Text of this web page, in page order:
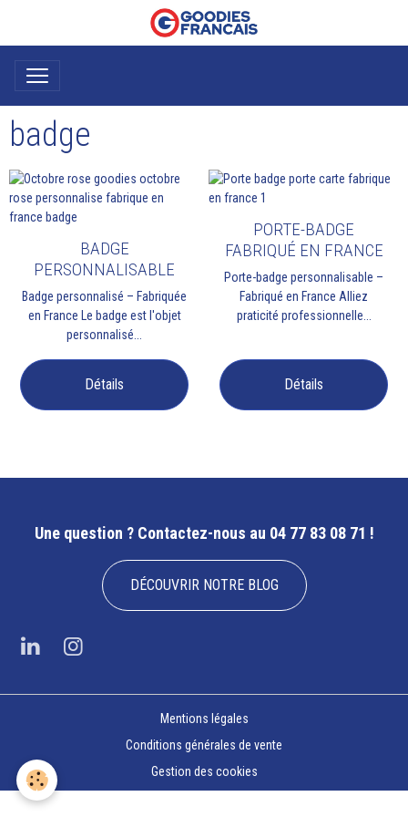
badge
BADGE
PERSONNALISABLE
Badge personnalisé – Fabriquée
en France Le badge est l'objet
personnalisé...
Détails
PORTE-BADGE
FABRIQUÉ EN FRANCE
Porte-badge personnalisable –
Fabriqué en France Alliez
praticité professionnelle...
Détails
Une question ? Contactez-nous au 04 77 83 08 71 !
DÉCOUVRIR NOTRE BLOG
Mentions légales
Conditions générales de vente
Gestion des cookies